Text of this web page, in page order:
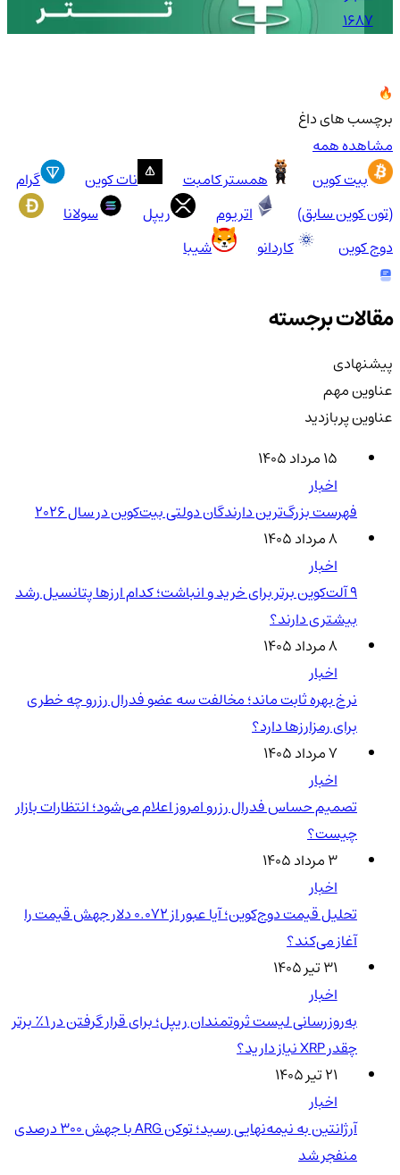
1687
برچسب های داغ
مشاهده همه
بیت کوین
همستر کامبت نات کوین
گرام
(تون کوین سابق)
اتریوم ریپل
سولانا
دوج کوین
کاردانو شیبا
مقالات برجسته
پیشنهادی
عناوین مهم
عناوین پربازدید
۱۵ مرداد ۱۴۰۵
اخبار
فهرست بزرگ‌ترین دارندگان دولتی بیت‌کوین در سال 2026
۸ مرداد ۱۴۰۵
اخبار
۹ آلت‌کوین برتر برای خرید و انباشت؛ کدام ارزها پتانسیل رشد
بیشتری دارند؟
۸ مرداد ۱۴۰۵
اخبار
نرخ بهره ثابت ماند؛ مخالفت سه عضو فدرال رزرو چه خطری
برای رمزارزها دارد؟
۷ مرداد ۱۴۰۵
اخبار
تصمیم حساس فدرال رزرو امروز اعلام می‌شود؛ انتظارات بازار
چیست؟
۳ مرداد ۱۴۰۵
اخبار
تحلیل قیمت دوج‌کوین؛ آیا عبور از ۰.۰۷۲ دلار جهش قیمت را
آغاز می‌کند؟
۳۱ تیر ۱۴۰۵
اخبار
به‌روزرسانی لیست ثروتمندان ریپل؛ برای قرار گرفتن در ۱٪ برتر
چقدر XRP نیاز دارید؟
۲۱ تیر ۱۴۰۵
اخبار
آرژانتین به نیمه‌نهایی رسید؛ توکن ARG با جهش ۳۰۰ درصدی
منفجر شد